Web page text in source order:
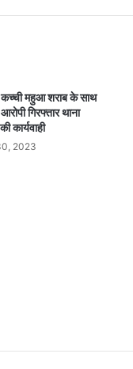
यु
व
मा
महुआ शराब के साथ
गिरफ्तार थाना
कार्यवाही
2023